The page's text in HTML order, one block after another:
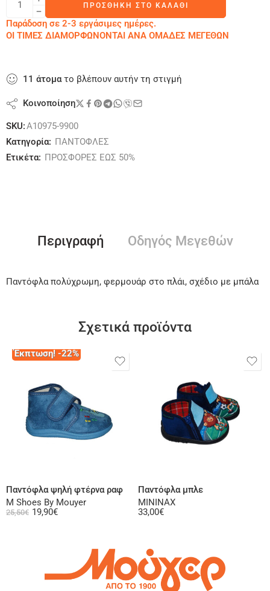
ΠΡΟΣΘΉΚΗ ΣΤΟ ΚΑΛΆΘΙ
Παράδοση σε 2-3 εργάσιμες ημέρες.
ΟΙ ΤΙΜΕΣ ΔΙΑΜΟΡΦΩΝΟΝΤΑΙ ΑΝΑ ΟΜΑΔΕΣ ΜΕΓΕΘΩΝ
11 άτοματο βλέπουν αυτήν τη στιγμή
Κοινοποίηση
SKU:A10975-9900
Κατηγορία: ΠΑΝΤΟΦΛΕΣ
Ετικέτα: ΠΡΟΣΦΟΡΕΣ ΕΩΣ 50%
Περιγραφή Οδηγός Μεγεθών
Παντόφλα πολύχρωμη, φερμουάρ στο πλάι, σχέδιο με μπάλα
Σχετικά προϊόντα
Έκπτωση! -22%
Παντόφλα ψηλή φτέρνα ραφ
M Shoes By Mouyer
25,50€ 19,90€
Παντόφλα μπλε
MININAX
33,00€